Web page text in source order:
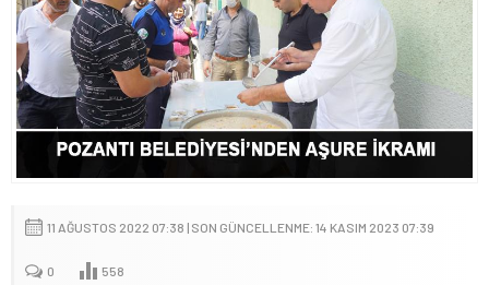
11 AĞUSTOS 2022 07:38 | SON GÜNCELLENME: 14 KASIM 2023 07:39
0 558